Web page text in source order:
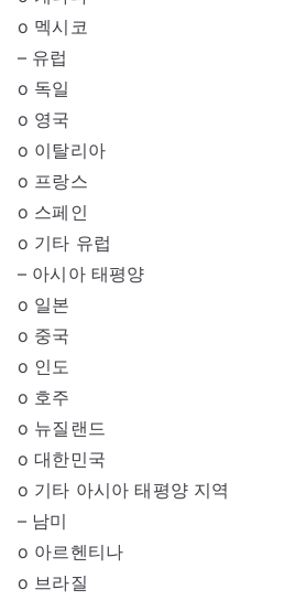
o 멕시코
– 유럽
o 독일
o 영국
o 이탈리아
o 프랑스
o 스페인
o 기타 유럽
– 아시아 태평양
o 일본
o 중국
o 인도
o 호주
o 뉴질랜드
o 대한민국
o 기타 아시아 태평양 지역
– 남미
o 아르헨티나
o 브라질